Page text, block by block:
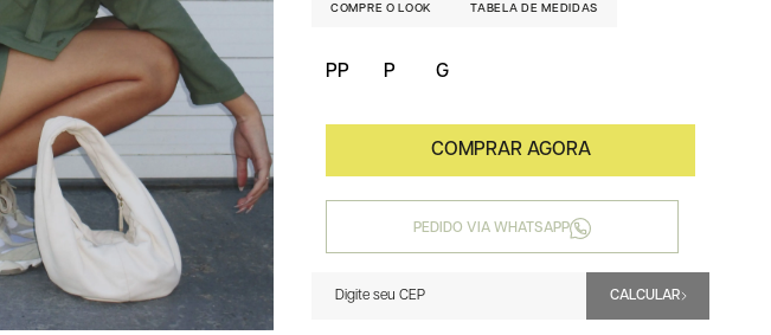
COMPRE O LOOK TABELA DE MEDIDAS
PP P G
PEDIDO VIA WHATSAPP